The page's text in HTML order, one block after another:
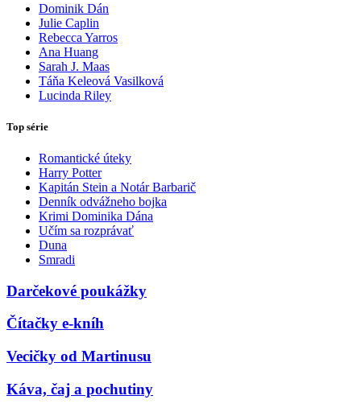
Dominik Dán
Julie Caplin
Rebecca Yarros
Ana Huang
Sarah J. Maas
Táňa Keleová Vasilková
Lucinda Riley
Top série
Romantické úteky
Harry Potter
Kapitán Stein a Notár Barbarič
Denník odvážneho bojka
Krimi Dominika Dána
Učím sa rozprávať
Duna
Smradi
Darčekové poukážky
Čítačky e-kníh
Vecičky od Martinusu
Káva, čaj a pochutiny